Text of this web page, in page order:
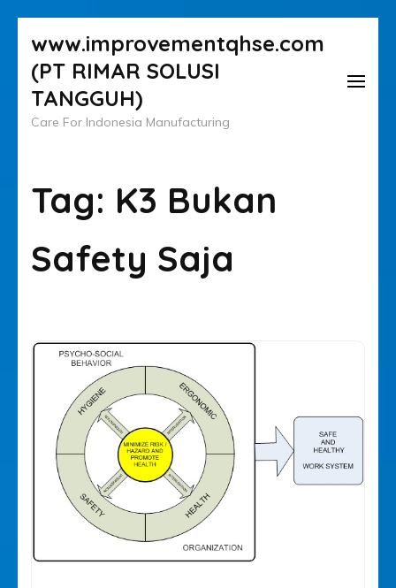
ke
konten
(Tekan
Enter)
www.improvementqhse.com
(PT RIMAR SOLUSI
TANGGUH)
Care For Indonesia Manufacturing
Tag: K3 Bukan
Safety Saja